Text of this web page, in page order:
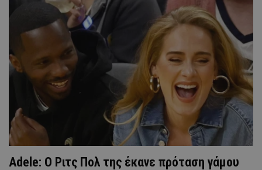
Adele: Ο Ριτς Πολ της έκανε πρόταση γάμου